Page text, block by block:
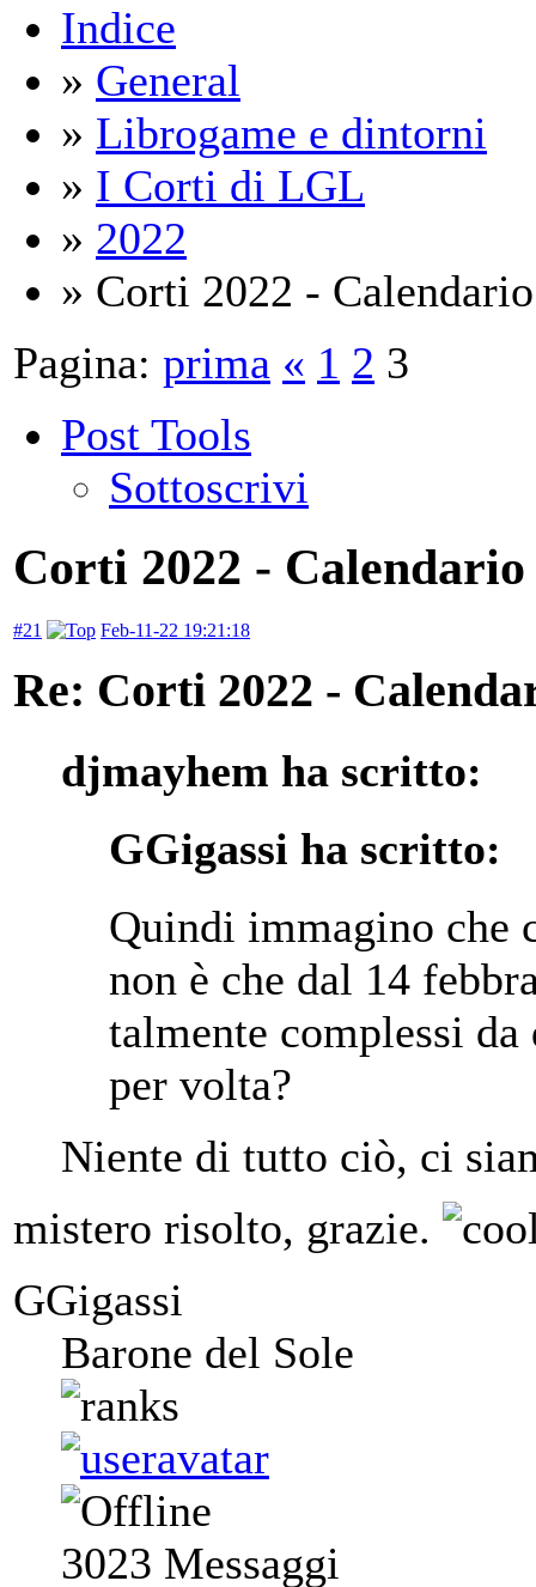
Indice
» General
» Librogame e dintorni
» I Corti di LGL
» 2022
» Corti 2022 -
Pagina: prima « 1 2 3
Post Tools
Sottoscrivi
Corti 2022 -
#21 Feb-11-22 19:21:18
Re: Corti 2022 -
djmayhem ha scritto:
GGigassi ha scritto:
Quindi immagino che
non è che dal 14
talmente complessi
per volta?
Niente di tutto ciò, ci
mistero risolto, grazie.
GGigassi
Barone del Sole
3023 Messaggi